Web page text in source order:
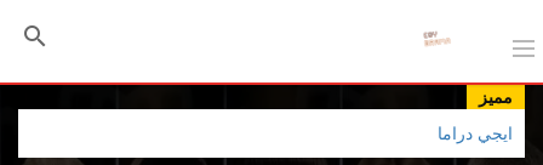
مميز
ايجي دراما